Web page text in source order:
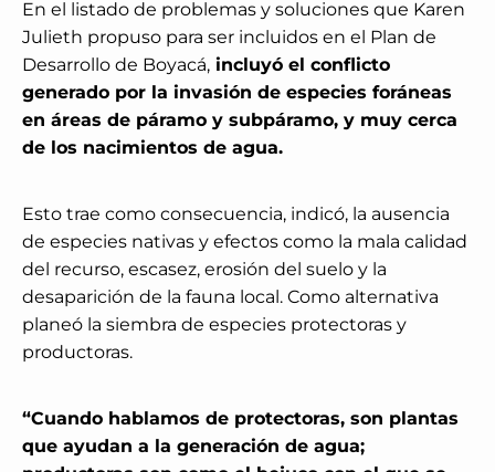
En el listado de problemas y soluciones que Karen
Julieth propuso para ser incluidos en el Plan de
Desarrollo de Boyacá, incluyó el conflicto
generado por la invasión de especies foráneas
en áreas de páramo y subpáramo, y muy cerca
de los nacimientos de agua.
Esto trae como consecuencia, indicó, la ausencia
de especies nativas y efectos como la mala calidad
del recurso, escasez, erosión del suelo y la
desaparición de la fauna local. Como alternativa
planeó la siembra de especies protectoras y
productoras.
“Cuando hablamos de protectoras, son plantas
que ayudan a la generación de agua;